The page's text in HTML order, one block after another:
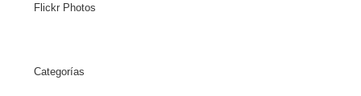
Flickr Photos
Categorías